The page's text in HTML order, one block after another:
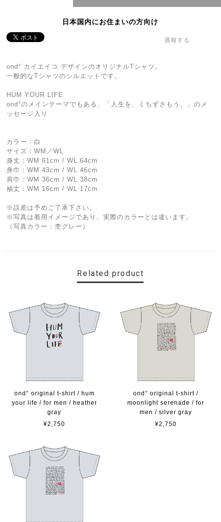
日本国内にお住まいの方向け
通報する
ond° カイエイコ デザインのオリジナルTシャツ。
一般的なTシャツのシルエットです。
HUM YOUR LIFE
ond°のメインテーマでもある、「人生を、くちずさもう。」のメ
ッセージ入り
カラー：白
サイズ：WM／WL
身丈：WM 61cm / WL 64cm
身巾：WM 43cm / WL 46cm
肩巾：WM 36cm / WL 38cm
袖丈：WM 16cm / WL 17cm
※誤差は予めご了承下さい。
※写真は着用イメージであり、実際のカラーとは違います。
（写真カラー：杢グレー）
Related product
ond° original t-shirt / hum
your life / for men / heather
gray
¥2,750
ond° original t-shirt /
moonlight serenade / for
men / silver gray
¥2,750